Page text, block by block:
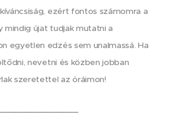
ezért fontos számomra a
mindig újat tudjak mutatni a
egyetlen edzés sem unalmassá. Ha
nevetni és közben jobban
szeretettel az óráimon!